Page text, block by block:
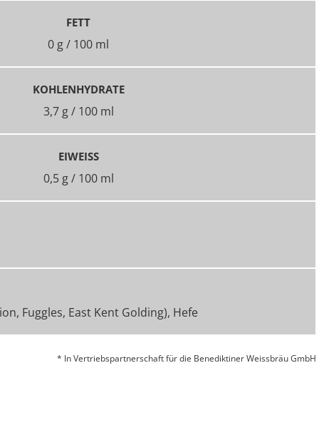
FETT
0 g / 100 ml
KOHLENHYDRATE
3,7 g / 100 ml
EIWEISS
0,5 g / 100 ml
Fuggles, East Kent Golding), Hefe
* In Vertriebspartnerschaft für die Benediktiner Weissbräu GmbH